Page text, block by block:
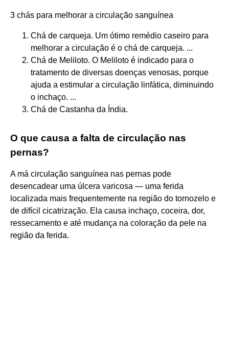
3 chás para melhorar a circulação sanguínea
Chá de carqueja. Um ótimo remédio caseiro para
melhorar a circulação é o chá de carqueja. ...
Chá de Meliloto. O Meliloto é indicado para o
tratamento de diversas doenças venosas, porque
ajuda a estimular a circulação linfática, diminuindo
o inchaço. ...
Chá de Castanha da Índia.
O que causa a falta de circulação nas
pernas?
A má circulação sanguínea nas pernas pode
desencadear uma úlcera varicosa — uma ferida
localizada mais frequentemente na região do tornozelo e
de difícil cicatrização. Ela causa inchaço, coceira, dor,
ressecamento e até mudança na coloração da pele na
região da ferida.